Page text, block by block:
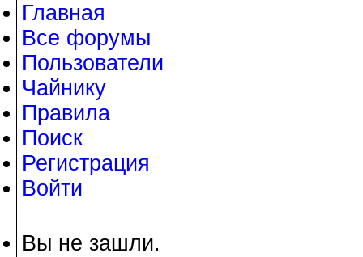
Главная
Все форумы
Пользователи
Чайнику
Правила
Поиск
Регистрация
Войти
Вы не зашли.